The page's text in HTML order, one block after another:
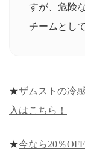
すが、危険
チームとし
★ザムストの冷
入はこちら！
★今なら20％